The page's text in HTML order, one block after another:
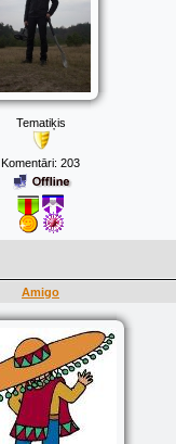
Tematiķis
Komentāri: 203
Amigo